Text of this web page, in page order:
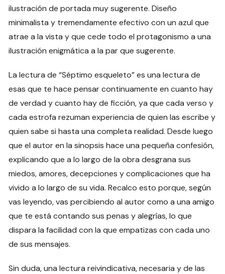
ilustración de portada muy sugerente. Diseño
minimalista y tremendamente efectivo con un azul que
atrae a la vista y que cede todo el protagonismo a una
ilustración enigmática a la par que sugerente.
La lectura de “Séptimo esqueleto” es una lectura de
esas que te hace pensar continuamente en cuanto hay
de verdad y cuanto hay de ficción, ya que cada verso y
cada estrofa rezuman experiencia de quien las escribe y
quien sabe si hasta una completa realidad. Desde luego
que el autor en la sinopsis hace una pequeña confesión,
explicando que a lo largo de la obra desgrana sus
miedos, amores, decepciones y complicaciones que ha
vivido a lo largo de su vida. Recalco esto porque, según
vas leyendo, vas percibiendo al autor como a una amigo
que te está contando sus penas y alegrías, lo que
dispara la facilidad con la que empatizas con cada uno
de sus mensajes.
Sin duda, una lectura reivindicativa, necesaria y de las